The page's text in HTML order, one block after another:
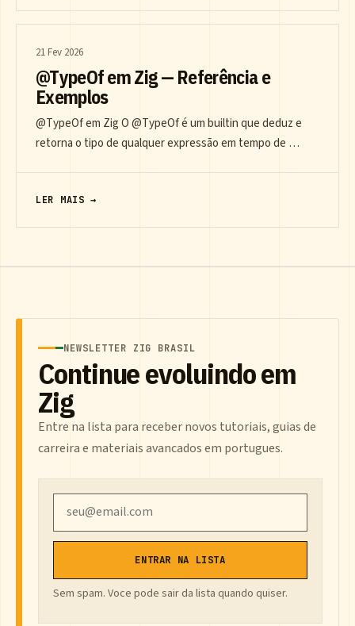
21 Fev 2026
@TypeOf em Zig — Referência e
Exemplos
@TypeOf em Zig O @TypeOf é um builtin que deduz e
retorna o tipo de qualquer expressão em tempo de …
LER MAIS →
NEWSLETTER ZIG BRASIL
Continue evoluindo em
Zig
Entre na lista para receber novos tutoriais, guias de
carreira e materiais avancados em portugues.
ENTRAR NA LISTA
Sem spam. Voce pode sair da lista quando quiser.